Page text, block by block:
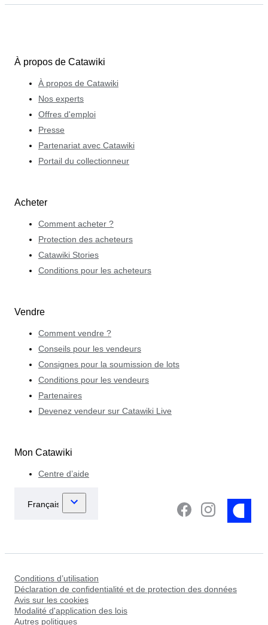
À propos de Catawiki
À propos de Catawiki
Nos experts
Offres d'emploi
Presse
Partenariat avec Catawiki
Portail du collectionneur
Acheter
Comment acheter ?
Protection des acheteurs
Catawiki Stories
Conditions pour les acheteurs
Vendre
Comment vendre ?
Conseils pour les vendeurs
Consignes pour la soumission de lots
Conditions pour les vendeurs
Partenaires
Devenez vendeur sur Catawiki Live
Mon Catawiki
Centre d’aide
Conditions d’utilisation
Déclaration de confidentialité et de protection des données
Avis sur les cookies
Modalité d'application des lois
Autres politiques